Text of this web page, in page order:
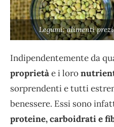
Legumi: alimenti
Indipendentemente da
proprietàe i loro
sorprendenti e tutti
benessere. Essi sono
proteine, carboidrati e